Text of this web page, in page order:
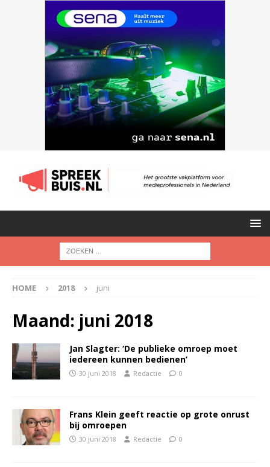
HOME 2018 juni
Maand: juni 2018
Jan Slagter: ‘De publieke omroep moet
iedereen kunnen bedienen’
30 juni 2018 Redactie 0
Frans Klein geeft reactie op grote onrust
bij omroepen
30 juni 2018 Redactie 0